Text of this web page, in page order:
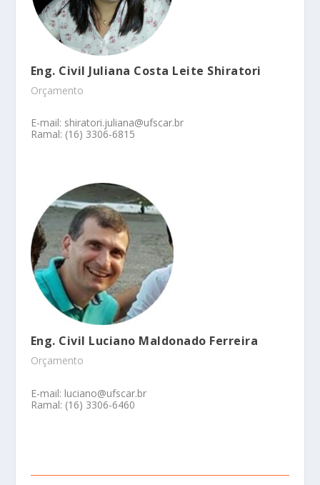
Eng. Civil Juliana Costa Leite Shiratori
Orçamento
E-mail: shiratori.juliana@ufscar.br
Ramal: (16) 3306-6815
Eng. Civil Luciano Maldonado Ferreira
Orçamento
E-mail: luciano@ufscar.br
Ramal: (16) 3306-6460